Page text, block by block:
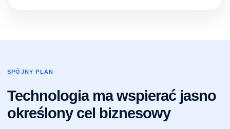
SPÓJNY PLAN
Technologia ma wspierać jasno
określony cel biznesowy